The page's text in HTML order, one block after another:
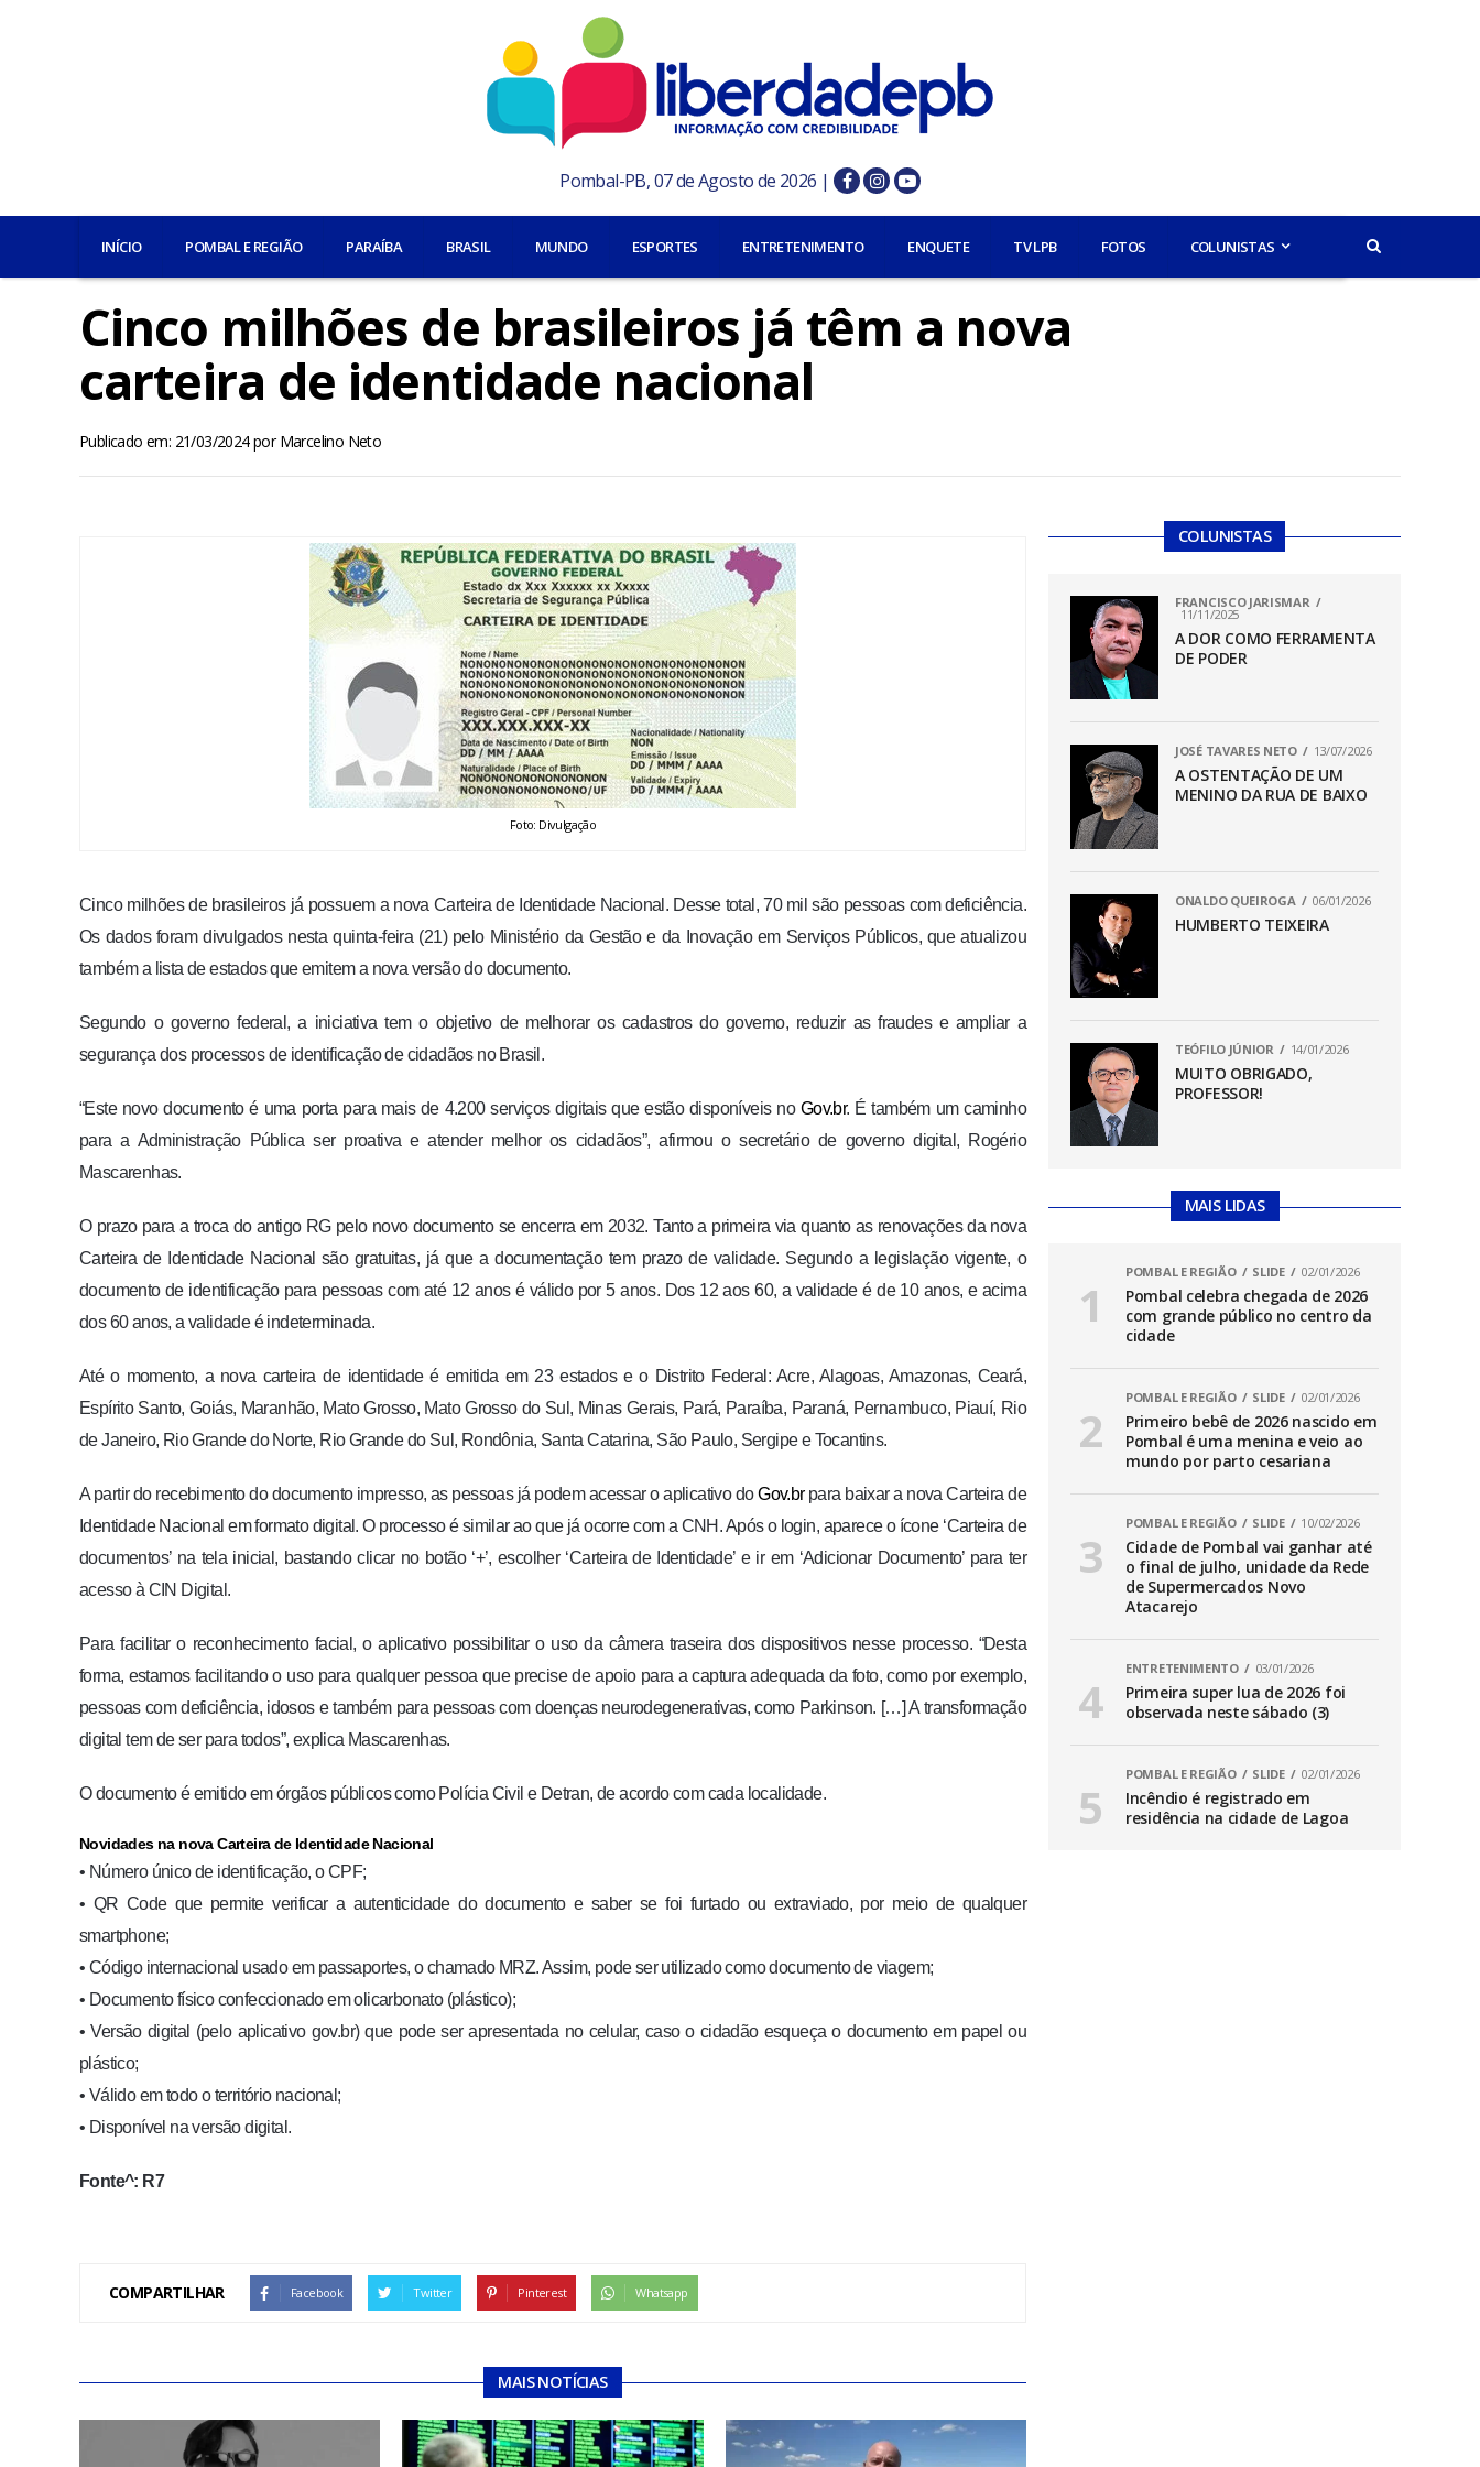
Pombal-PB, 07 de Agosto de 2026 |
INÍCIO POMBAL E REGIÃO PARAÍBA BRASIL MUNDO ESPORTES ENTRETENIMENTO ENQUETE TV LPB FOTOS COLUNISTAS
Cinco milhões de brasileiros já têm a nova
carteira de identidade nacional
Publicado em: 21/03/2024porMarcelino Neto
Foto: Divulgação
Cinco milhões de brasileiros já possuem a nova Carteira de Identidade Nacional. Desse total, 70 mil são pessoas com deficiência.
Os dados foram divulgados nesta quinta-feira (21) pelo Ministério da Gestão e da Inovação em Serviços Públicos, que atualizou
também a lista de estados que emitem a nova versão do documento.
Segundo o governo federal, a iniciativa tem o objetivo de melhorar os cadastros do governo, reduzir as fraudes e ampliar a
segurança dos processos de identificação de cidadãos no Brasil.
“Este novo documento é uma porta para mais de 4.200 serviços digitais que estão disponíveis no Gov.br. É também um caminho
para a Administração Pública ser proativa e atender melhor os cidadãos”, afirmou o secretário de governo digital, Rogério
Mascarenhas.
O prazo para a troca do antigo RG pelo novo documento se encerra em 2032. Tanto a primeira via quanto as renovações da nova
Carteira de Identidade Nacional são gratuitas, já que a documentação tem prazo de validade. Segundo a legislação vigente, o
documento de identificação para pessoas com até 12 anos é válido por 5 anos. Dos 12 aos 60, a validade é de 10 anos, e acima
dos 60 anos, a validade é indeterminada.
Até o momento, a nova carteira de identidade é emitida em 23 estados e o Distrito Federal: Acre, Alagoas, Amazonas, Ceará,
Espírito Santo, Goiás, Maranhão, Mato Grosso, Mato Grosso do Sul, Minas Gerais, Pará, Paraíba, Paraná, Pernambuco, Piauí, Rio
de Janeiro, Rio Grande do Norte, Rio Grande do Sul, Rondônia, Santa Catarina, São Paulo, Sergipe e Tocantins.
A partir do recebimento do documento impresso, as pessoas já podem acessar o aplicativo doGov.brpara baixar a nova Carteira de
Identidade Nacional em formato digital. O processo é similar ao que já ocorre com a CNH. Após o login, aparece o ícone ‘Carteira de
documentos’ na tela inicial, bastando clicar no botão ‘+’, escolher ‘Carteira de Identidade’ e ir em ‘Adicionar Documento’ para ter
acesso à CIN Digital.
Para facilitar o reconhecimento facial, o aplicativo possibilitar o uso da câmera traseira dos dispositivos nesse processo. “Desta
forma, estamos facilitando o uso para qualquer pessoa que precise de apoio para a captura adequada da foto, como por exemplo,
pessoas com deficiência, idosos e também para pessoas com doenças neurodegenerativas, como Parkinson. […] A transformação
digital tem de ser para todos”, explica Mascarenhas.
O documento é emitido em órgãos públicos como Polícia Civil e Detran, de acordo com cada localidade.
Novidades na nova Carteira de Identidade Nacional
• Número único de identificação, o CPF;
• QR Code que permite verificar a autenticidade do documento e saber se foi furtado ou extraviado, por meio de qualquer
smartphone;
• Código internacional usado em passaportes, o chamado MRZ. Assim, pode ser utilizado como documento de viagem;
• Documento físico confeccionado em olicarbonato (plástico);
• Versão digital (pelo aplicativo gov.br) que pode ser apresentada no celular, caso o cidadão esqueça o documento em papel ou
plástico;
• Válido em todo o território nacional;
• Disponível na versão digital.
Fonte^: R7
COMPARTILHAR Facebook Twitter Pinterest Whatsapp
MAIS NOTÍCIAS
COLUNISTAS
FRANCISCO JARISMAR
11/11/2025
A DOR COMO FERRAMENTA
DE PODER
JOSÉ TAVARES NETO 13/07/2026
A OSTENTAÇÃO DE UM
MENINO DA RUA DE BAIXO
ONALDO QUEIROGA 06/01/2026
HUMBERTO TEIXEIRA
TEÓFILO JÚNIOR 14/01/2026
MUITO OBRIGADO,
PROFESSOR!
MAIS LIDAS
POMBAL E REGIÃO SLIDE 02/01/2026
Pombal celebra chegada de 2026
com grande público no centro da
cidade
POMBAL E REGIÃO SLIDE 02/01/2026
Primeiro bebê de 2026 nascido em
Pombal é uma menina e veio ao
mundo por parto cesariana
POMBAL E REGIÃO SLIDE 10/02/2026
Cidade de Pombal vai ganhar até
o final de julho, unidade da Rede
de Supermercados Novo
Atacarejo
ENTRETENIMENTO 03/01/2026
Primeira super lua de 2026 foi
observada neste sábado (3)
POMBAL E REGIÃO SLIDE 02/01/2026
Incêndio é registrado em
residência na cidade de Lagoa